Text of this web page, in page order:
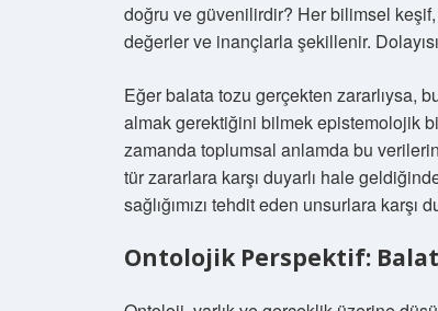
doğru ve güvenilirdir? Her bilimsel
değerler ve inançlarla şekillenir.
Eğer balata tozu gerçekten zararlıysa,
almak gerektiğini bilmek epistemolojik
zamanda toplumsal anlamda bu
tür zararlara karşı duyarlı hale
sağlığımızı tehdit eden unsurlara
Ontolojik Perspektif: